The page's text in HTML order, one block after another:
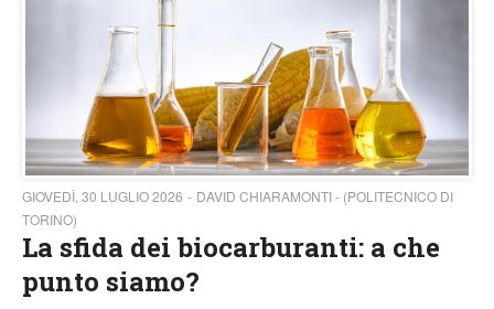
GIOVEDÌ, 30 LUGLIO 2026
DAVID CHIARAMONTI - (POLITECNICO DI
TORINO)
La sfida dei biocarburanti: a che
punto siamo?